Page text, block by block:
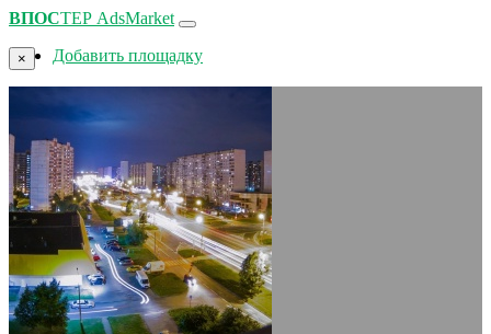
ВПОСТЕР AdsMarket
Добавить площадку
×